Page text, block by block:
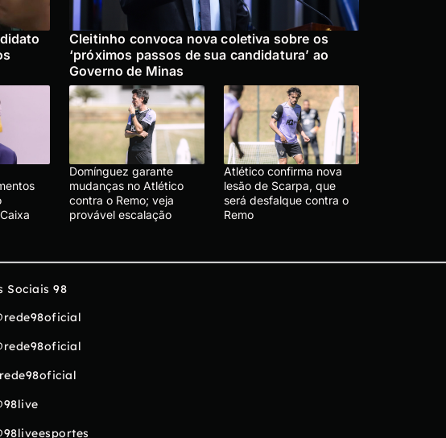
Cleitinho convoca nova coletiva sobre os
‘próximos passos de sua candidatura’ ao
Governo de Minas
Domínguez garante
mudanças no Atlético
contra o Remo; veja
provável escalação
Atlético confirma nova
lesão de Scarpa, que
será desfalque contra o
Remo
Sociais 98